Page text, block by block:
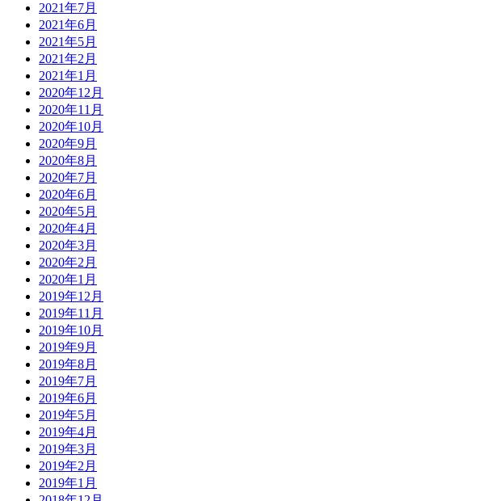
2021年7月
2021年6月
2021年5月
2021年2月
2021年1月
2020年12月
2020年11月
2020年10月
2020年9月
2020年8月
2020年7月
2020年6月
2020年5月
2020年4月
2020年3月
2020年2月
2020年1月
2019年12月
2019年11月
2019年10月
2019年9月
2019年8月
2019年7月
2019年6月
2019年5月
2019年4月
2019年3月
2019年2月
2019年1月